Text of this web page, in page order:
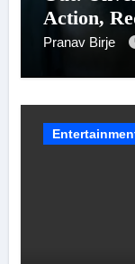
Action,
Pranav Birje